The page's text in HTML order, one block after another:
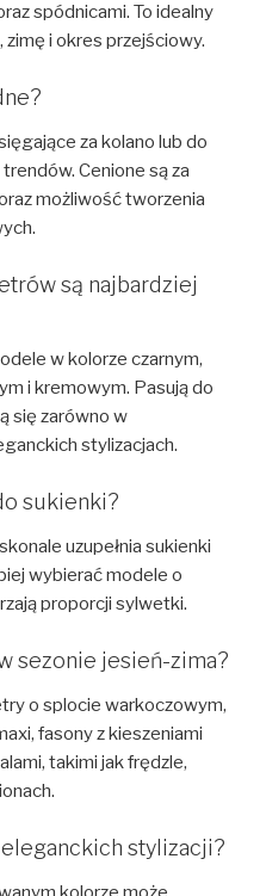
spódnicami. To idealny
i okres przejściowy.
za kolano lub do
Cenione są za
możliwość tworzenia
są najbardziej
w kolorze czarnym,
i kremowym. Pasują do
się zarówno w
stylizacjach.
sukienki?
uzupełnia sukienki
wybierać modele o
proporcji sylwetki.
sezonie jesień-zima?
o splocie warkoczowym,
fasony z kieszeniami
takimi jak frędzle,
stylizacji?